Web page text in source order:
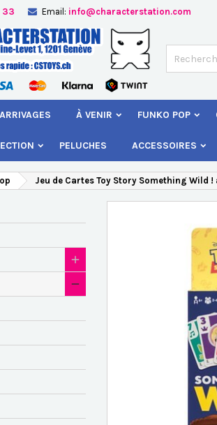
33 Email: info@characterstation.com
ARRIVAGES À VENIR FUNKO POP
PELUCHES ACCESSOIRES
Jeu de Cartes Toy Story Something Wild
Ajouter à
Créer une
Créer une
Nom de la liste
Connexion
Vous devez être